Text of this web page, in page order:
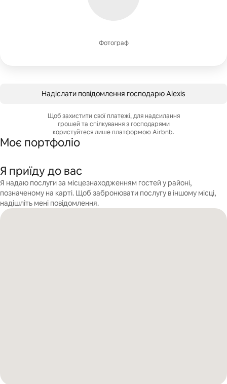
Фотограф
Надіслати повідомлення господарю Alexis
Щоб захистити свої платежі, для надсилання
грошей та спілкування з господарями
користуйтеся лише платформою Airbnb.
Моє портфоліо
Я приїду до вас
Я надаю послуги за місцезнаходженням гостей у районі,
позначеному на карті. Щоб забронювати послугу в іншому місці,
надішліть мені повідомлення.